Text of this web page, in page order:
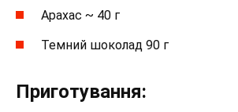
Арахас ~ 40 г
Темний шоколад 90 г
Приготування: